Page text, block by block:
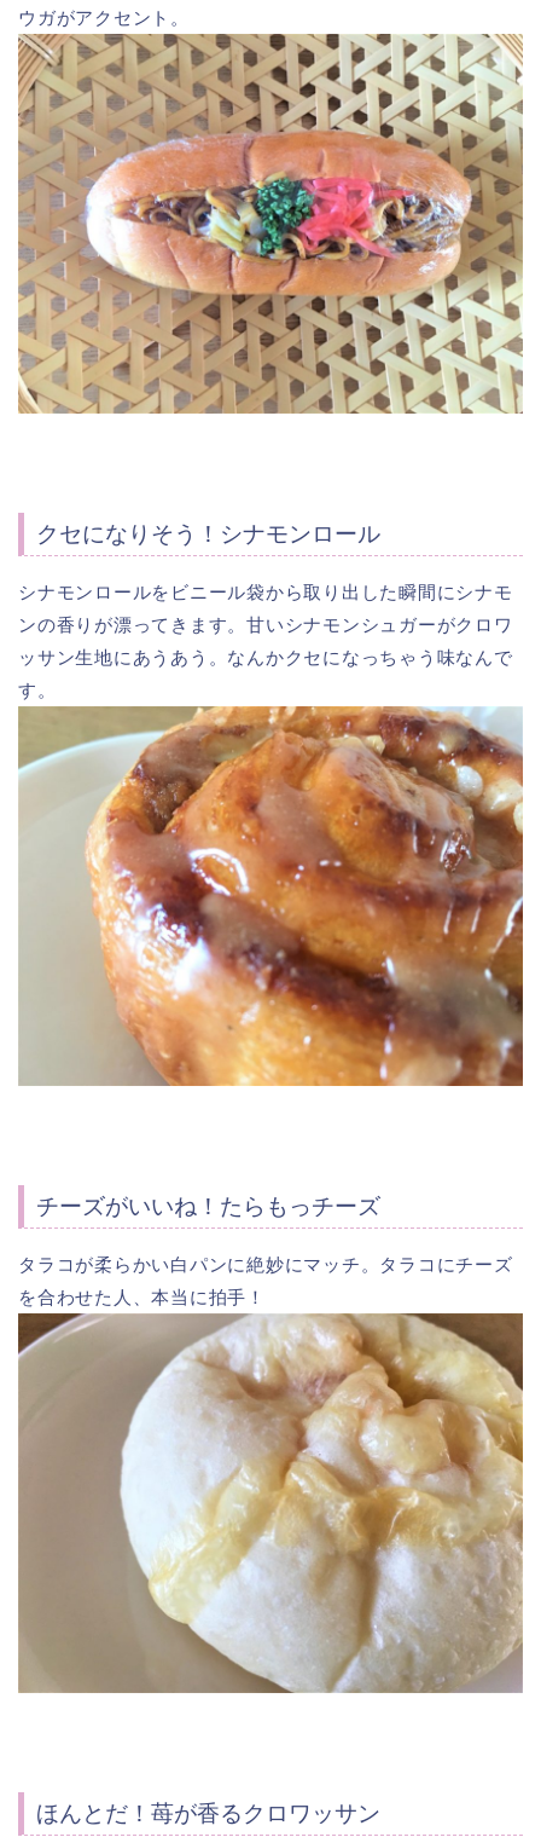
ウガがアクセント。
クセになりそう！シナモンロール
シナモンロールをビニール袋から取り出した瞬間にシナモ
ンの香りが漂ってきます。甘いシナモンシュガーがクロワ
ッサン生地にあうあう。なんかクセになっちゃう味なんで
す。
チーズがいいね！たらもっチーズ
タラコが柔らかい白パンに絶妙にマッチ。タラコにチーズ
を合わせた人、本当に拍手！
ほんとだ！苺が香るクロワッサン